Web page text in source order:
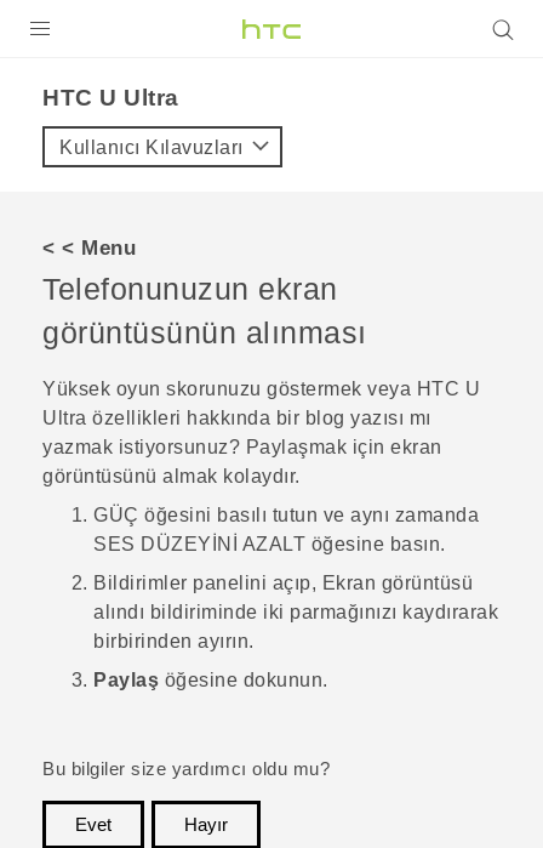
VIVE
VIVERSE
DESTEK
HTC U Ultra‎
Kullanıcı Kılavuzları
< < Menu
Telefonunuzun ekran
görüntüsünün alınması
Yüksek oyun skorunuzu göstermek veya HTC U
Ultra özellikleri hakkında bir blog yazısı mı
yazmak istiyorsunuz? Paylaşmak için ekran
görüntüsünü almak kolaydır.
GÜÇ öğesini basılı tutun ve aynı zamanda
SES DÜZEYİNİ AZALT öğesine basın.
Bildirimler panelini açıp, Ekran görüntüsü
alındı bildiriminde iki parmağınızı kaydırarak
birbirinden ayırın.
Paylaş öğesine dokunun.
Bu bilgiler size yardımcı oldu mu?
Evet
Hayır